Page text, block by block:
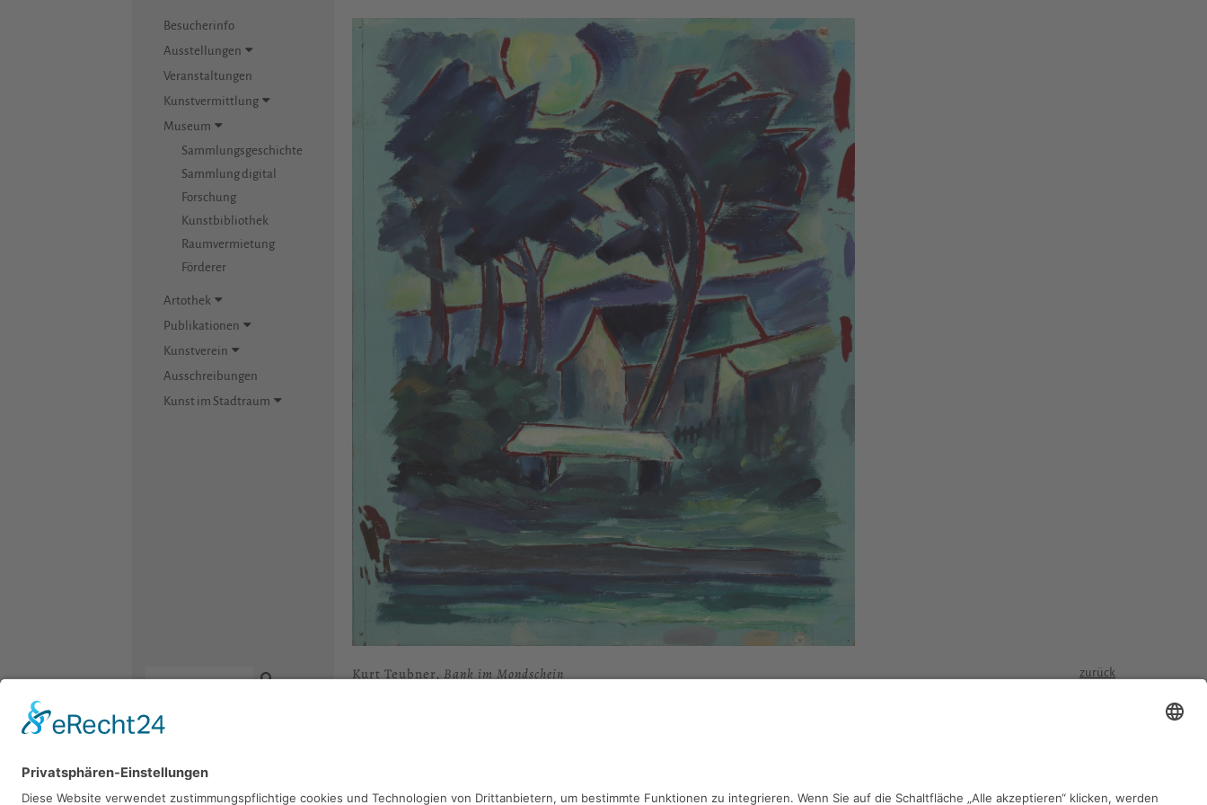
Besucherinfo
Ausstellungen
Veranstaltungen
Kunstvermittlung
Museum
Sammlungsgeschichte
Sammlung digital
Forschung
Kunstbibliothek
Raumvermietung
Förderer
Artothek
Publikationen
Kunstverein
Ausschreibungen
Kunst im Stadtraum
Kontakt
Newsletter
Impressum
Kurt Teubner, Bank im Mondschein zurück